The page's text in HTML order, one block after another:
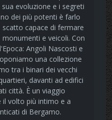
evoluzione e i segreti
dei più potenti è farlo
capace di fermare
e veicoli. Con
Angoli Nascosti e
una collezione
tra i binari dei vecchi
davanti ad edifici
città. È un viaggio
il volto più intimo e a
di Bergamo.